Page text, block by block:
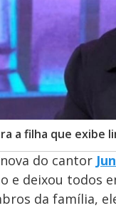
a filha que exibe
do cantor
e deixou todos
da família,